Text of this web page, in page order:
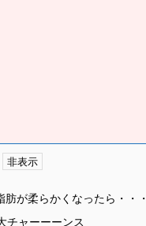
肪が柔らかくなったら・・・
チャーーーンス